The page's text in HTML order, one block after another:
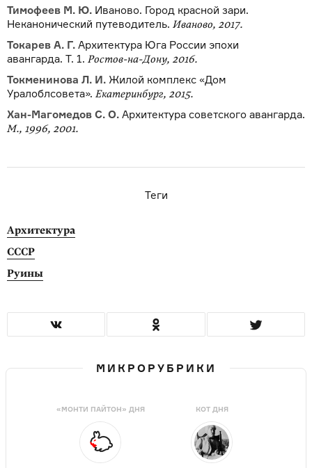
Тимофеев М. Ю. Иваново. Город красной зари.
Неканонический путеводитель. Иваново, 2017.
Токарев А. Г. Архитектура Юга России эпохи
авангарда. Т. 1. Ростов-на-Дону, 2016.
Токменинова Л. И. Жилой комплекс «Дом
Уралоблсовета». Екатеринбург, 2015.
Хан-Магомедов С. О. Архитектура советского авангарда.
М., 1996, 2001.
Теги
Архитектура
СССР
Руины
МИКРОРУБРИКИ
«МОНТИ ПАЙТОН» ДНЯ КОТ ДНЯ